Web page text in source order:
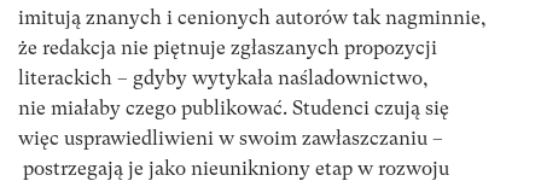
imitują znanych i cenionych autorów tak nagminnie,
że redakcja nie piętnuje zgłaszanych propozycji
literackich – gdyby wytykała naśladownictwo,
nie miałaby czego publikować. Studenci czują się
więc usprawiedliwieni w swoim zawłaszczaniu –
postrzegają je jako nieunikniony etap w rozwoju